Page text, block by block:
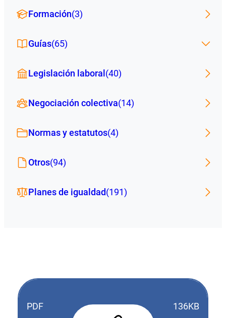
Formación(3)
Guías(65)
Legislación laboral (40)
Negociación colectiva(14)
Normas y estatutos(4)
Otros(94)
Planes de igualdad(191)
PDF 136KB